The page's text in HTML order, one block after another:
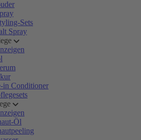
Sets
Spray
in Conditioner
Öl